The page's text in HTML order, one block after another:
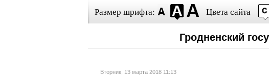
Размер шрифта: Цвета сайта
Гродненский
Вторник, 13 марта 2018 11:13